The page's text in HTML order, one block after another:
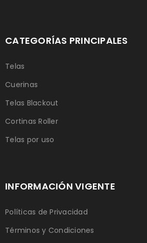
CATEGORÍAS PRINCIPALES
Telas
Cuerinas
Telas Blackout
Cortinas Roller
Telas por uso
INFORMACIÓN VIGENTE
Políticas de Privacidad
Términos y Condiciones